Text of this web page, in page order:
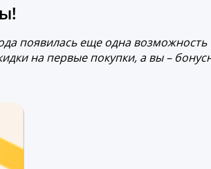
появилась еще одна возможность
на первые покупки, а вы –